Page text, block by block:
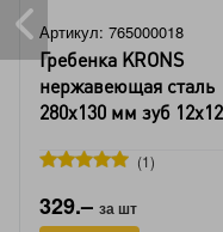
Артикул: 765000018
Гребенка KRONS
нержавеющая сталь
280x130 мм зуб 12x12
1
329.– за шт